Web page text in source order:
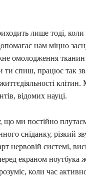
лише тоді, коли
нам міцно
омолодження
ти спиш, працює так
клітин.
відомих науці.
що ми постійно
сніданку, різкий
нервовій системі,
екраном ноутбука
коли час